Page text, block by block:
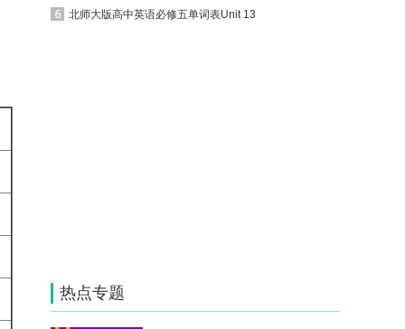
北师大版高中英语必修五单词表Unit 13
热点专题